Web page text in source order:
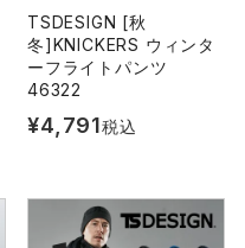
TSDESIGN [秋
冬]KNICKERS ウィンタ
ーフライトパンツ
46322
¥4,791税込